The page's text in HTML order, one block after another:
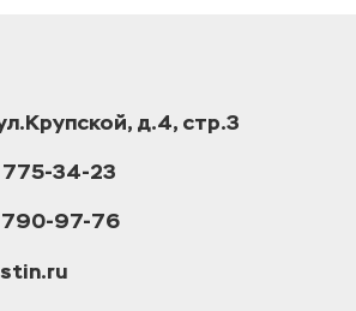
д.4, стр.3
34-23
790-97-76